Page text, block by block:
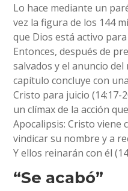
Lo hace mediante un
vez la figura de los 144
que Dios está activo
Entonces, después de
salvados y el anuncio del
capítulo concluye con
Cristo para juicio (14:17-
un clímax de la acción
Apocalipsis: Cristo viene
vindicar su nombre y a
Y ellos reinarán con él
“Se acabó”